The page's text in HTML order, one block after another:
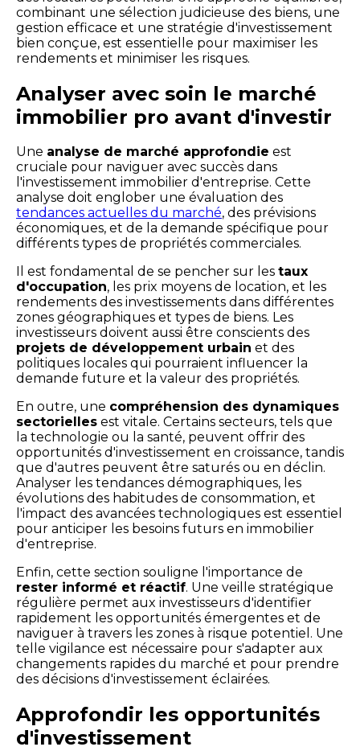
combinant une sélection judicieuse des biens, une
gestion efficace et une stratégie d'investissement
bien conçue, est essentielle pour maximiser les
rendements et minimiser les risques.
Analyser avec soin le marché
immobilier pro avant d'investir
Une analyse de marché approfondie est
cruciale pour naviguer avec succès dans
l'investissement immobilier d'entreprise. Cette
analyse doit englober une évaluation des
tendances actuelles du marché, des prévisions
économiques, et de la demande spécifique pour
différents types de propriétés commerciales.
Il est fondamental de se pencher sur les taux
d'occupation, les prix moyens de location, et les
rendements des investissements dans différentes
zones géographiques et types de biens. Les
investisseurs doivent aussi être conscients des
projets de développement urbain et des
politiques locales qui pourraient influencer la
demande future et la valeur des propriétés.
En outre, une compréhension des dynamiques
sectorielles est vitale. Certains secteurs, tels que
la technologie ou la santé, peuvent offrir des
opportunités d'investissement en croissance, tandis
que d'autres peuvent être saturés ou en déclin.
Analyser les tendances démographiques, les
évolutions des habitudes de consommation, et
l'impact des avancées technologiques est essentiel
pour anticiper les besoins futurs en immobilier
d'entreprise.
Enfin, cette section souligne l'importance de
rester informé et réactif. Une veille stratégique
régulière permet aux investisseurs d'identifier
rapidement les opportunités émergentes et de
naviguer à travers les zones à risque potentiel. Une
telle vigilance est nécessaire pour s'adapter aux
changements rapides du marché et pour prendre
des décisions d'investissement éclairées.
Approfondir les opportunités
d'investissement